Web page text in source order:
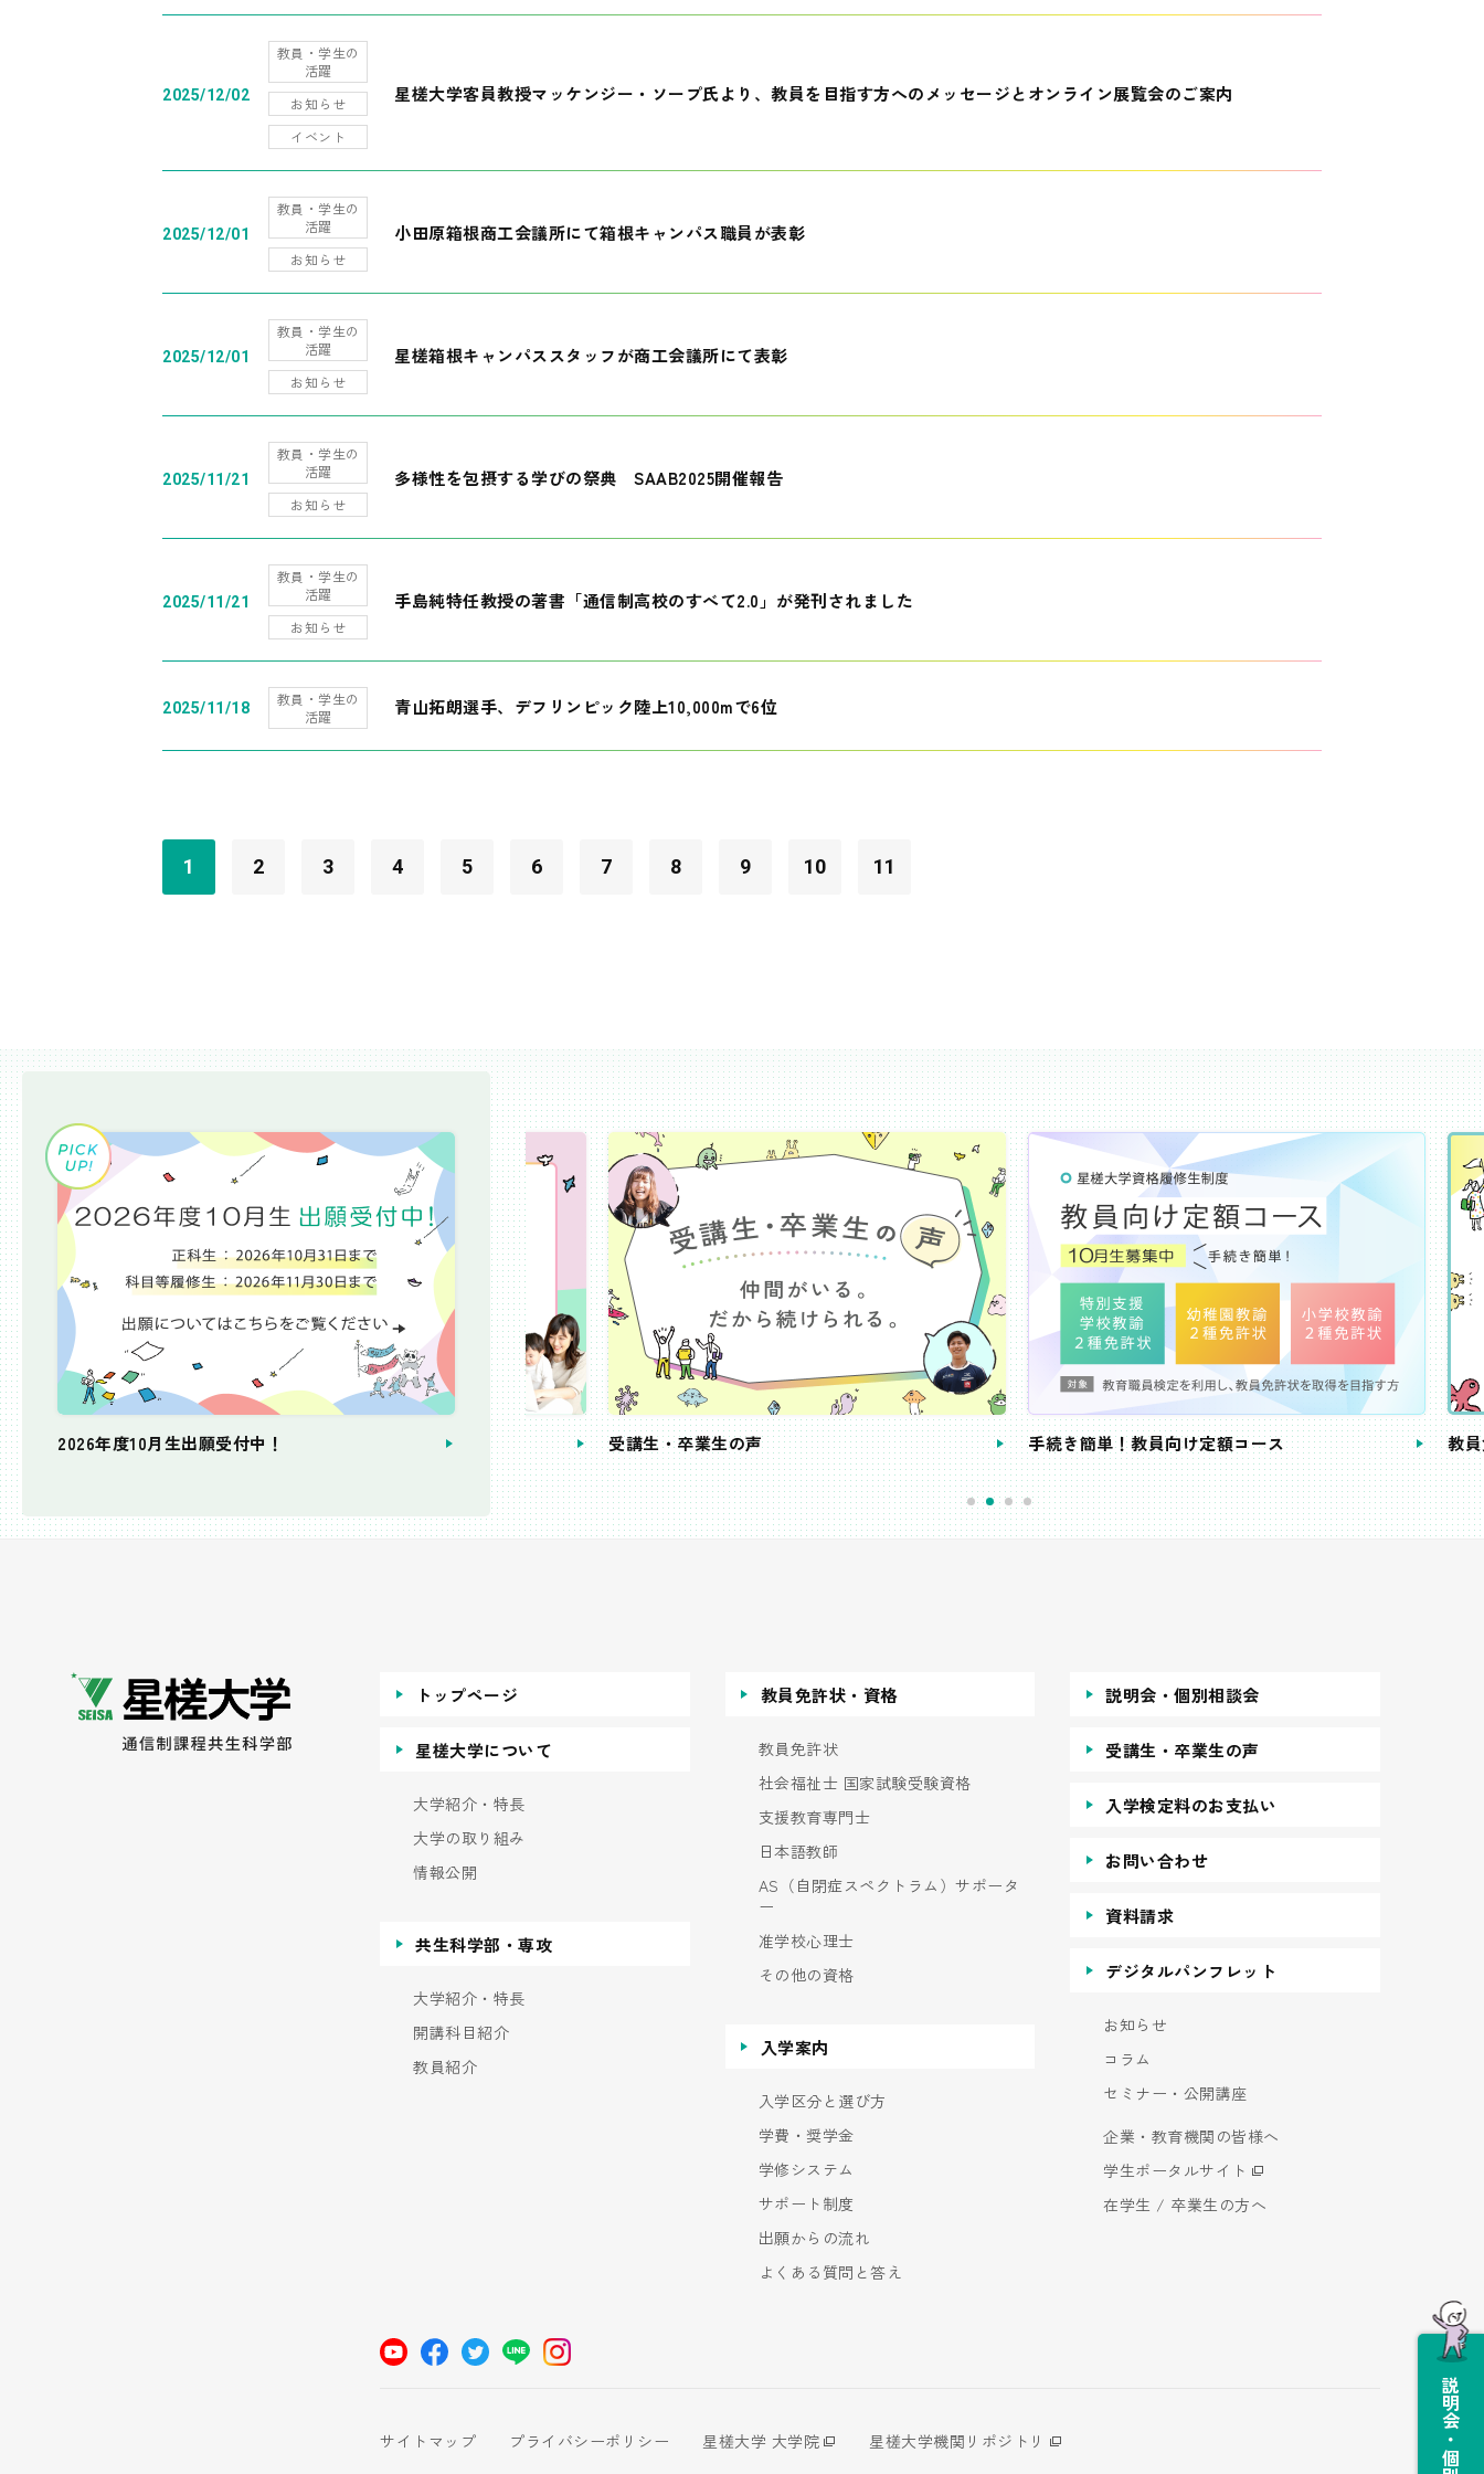
2025/12/02
教員・学生の
活躍
お知らせ
イベント
星槎大学客員教授マッケンジー・ソープ氏より、教員を目指す方へのメッセージとオンライン展覧会のご案内
2025/12/01
教員・学生の
活躍
お知らせ
小田原箱根商工会議所にて箱根キャンパス職員が表彰
2025/12/01
教員・学生の
活躍
お知らせ
星槎箱根キャンパススタッフが商工会議所にて表彰
2025/11/21
教員・学生の
活躍
お知らせ
多様性を包摂する学びの祭典 SAAB2025開催報告
2025/11/21
教員・学生の
活躍
お知らせ
手島純特任教授の著書「通信制高校のすべて2.0」が発刊されました
2025/11/18
教員・学生の
活躍
青山拓朗選手、デフリンピック陸上10,000mで6位
1 2 3 4 5 6 7 8 9 10 11
2026年度10月生出願受付中！
個別相談会 受講生・卒業生の声 手続き簡単！教員向け定額コース 教員免許状が
トップページ
星槎大学について
大学紹介・特長
大学の取り組み
情報公開
共生科学部・専攻
大学紹介・特長
開講科目紹介
教員紹介
教員免許状・資格
教員免許状
社会福祉士 国家試験受験資格
支援教育専門士
日本語教師
AS（自閉症スペクトラム）サポータ
ー
准学校心理士
その他の資格
入学案内
入学区分と選び方
学費・奨学金
学修システム
サポート制度
出願からの流れ
よくある質問と答え
説明会・個別相談会
受講生・卒業生の声
入学検定料のお支払い
お問い合わせ
資料請求
デジタルパンフレット
お知らせ
コラム
セミナー・公開講座
企業・教育機関の皆様へ
学生ポータルサイト
在学生 / 卒業生の方へ
サイトマップ プライバシーポリシー 星槎大学 大学院
星槎大学機関リポジトリ